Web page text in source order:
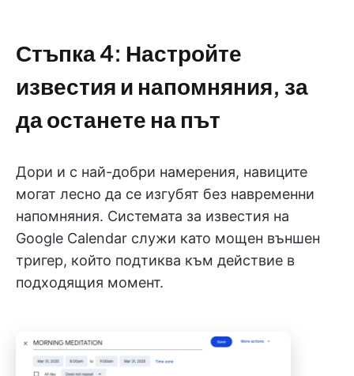
Стъпка 4: Настройте
известия и напомняния, за
да останете на път
Дори и с най-добри намерения, навиците
могат лесно да се изгубят без навременни
напомняния. Системата за известия на
Google Calendar служи като мощен външен
тригер, който подтиква към действие в
подходящия момент.